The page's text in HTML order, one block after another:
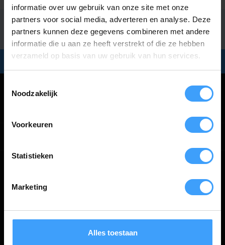
informatie over uw gebruik van onze site met onze
partners voor social media, adverteren en analyse. Deze
partners kunnen deze gegevens combineren met andere
informatie die u aan ze heeft verstrekt of die ze hebben
verzameld op basis van uw gebruik van hun services.
Noodzakelijk
Voorkeuren
Statistieken
Marketing
Alles toestaan
Snel in huis: bezorging
Handzender.nl